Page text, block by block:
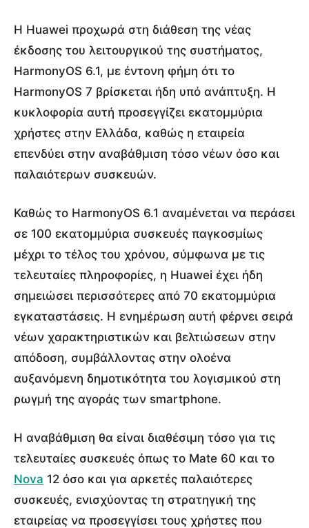
Η Huawei προχωρά στη διάθεση της νέας
έκδοσης του λειτουργικού της συστήματος,
HarmonyOS 6.1, με έντονη φήμη ότι το
HarmonyOS 7 βρίσκεται ήδη υπό ανάπτυξη. Η
κυκλοφορία αυτή προσεγγίζει εκατομμύρια
χρήστες στην Ελλάδα, καθώς η εταιρεία
επενδύει στην αναβάθμιση τόσο νέων όσο και
παλαιότερων συσκευών.
Καθώς το HarmonyOS 6.1 αναμένεται να περάσει
σε 100 εκατομμύρια συσκευές παγκοσμίως
μέχρι το τέλος του χρόνου, σύμφωνα με τις
τελευταίες πληροφορίες, η Huawei έχει ήδη
σημειώσει περισσότερες από 70 εκατομμύρια
εγκαταστάσεις. Η ενημέρωση αυτή φέρνει σειρά
νέων χαρακτηριστικών και βελτιώσεων στην
απόδοση, συμβάλλοντας στην ολοένα
αυξανόμενη δημοτικότητα του λογισμικού στη
ρωγμή της αγοράς των smartphone.
Η αναβάθμιση θα είναι διαθέσιμη τόσο για τις
τελευταίες συσκευές όπως το Mate 60 και το
Nova 12 όσο και για αρκετές παλαιότερες
συσκευές, ενισχύοντας τη στρατηγική της
εταιρείας να προσεγγίσει τους χρήστες που